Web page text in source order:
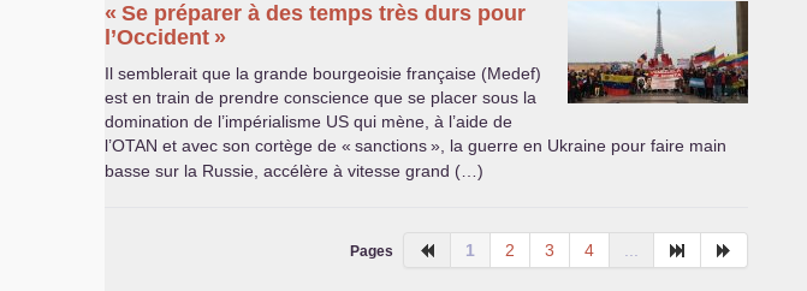
« Se préparer à des temps très durs pour
l’Occident »
Il semblerait que la grande bourgeoisie française (Medef)
est en train de prendre conscience que se placer sous la
domination de l’impérialisme US qui mène, à l’aide de
l’OTAN et avec son cortège de « sanctions», la guerre en Ukraine pour faire main
basse sur la Russie, accélère à vitesse grand (…)
Pages 1 2 3 4